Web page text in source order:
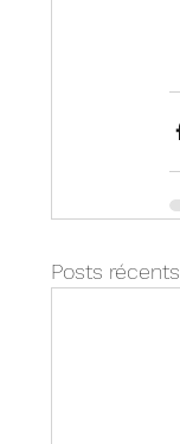
Posts récents